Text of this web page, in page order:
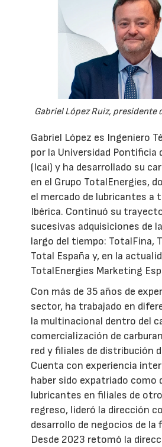
Gabriel López Ruiz, presidente
Gabriel López es Ingeniero
por la Universidad Pontificia
(Icai) y ha desarrollado su
en el Grupo TotalEnergies,
el mercado de lubricantes a
Ibérica. Continuó su
sucesivas adquisiciones de
largo del tiempo: TotalFina,
Total España y, en la
TotalEnergies Marketing
Con más de 35 años de
sector, ha trabajado en
la multinacional dentro del
comercialización de
red y filiales de distribución
Cuenta con experiencia
haber sido expatriado como
lubricantes en filiales de
regreso, lideró la dirección
desarrollo de negocios de la
Desde 2023 retomó la